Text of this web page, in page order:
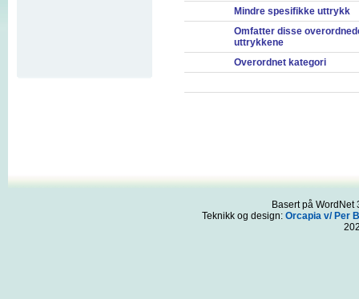
Mindre spesifikke uttrykk
Omfatter disse
uttrykkene
Overordnet kategori
Basert på
Teknikk og design: Orcapia v/ Per